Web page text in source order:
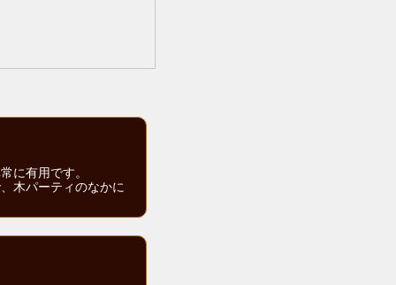
に有用です。
木パーティのなかに